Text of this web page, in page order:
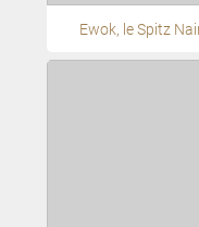
Ewok, le Spitz